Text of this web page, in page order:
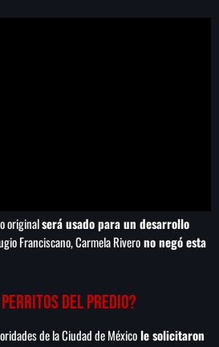
originalserá usado para un desarrollo
Franciscano, Carmela Riverono negó esta
perritos del predio?
de la Ciudad de Méxicole solicitaron